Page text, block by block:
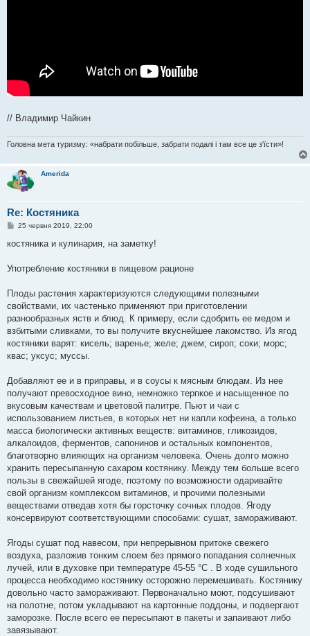
// Владимир Чайкин
Головна мета туризму: «набрати побільше, забрати подалі і там все це з'їсти»!
Amerida
Re: Костяника
П
в
о
е
н
я
25 червня 2019, 22:00
костяника и кулинария, на заметку!
Употребление костяники в пищевом рационе
Плоды растения характеризуются следующими полезными
свойствами, их частенько применяют при приготовлении
разнообразных яств и блюд. К примеру, если сдобрить ее медом и
взбитыми сливками, то вы получите вкуснейшее лакомство. Из ягод
костяники варят: кисель; варенье; желе; джем; сироп; соки; морс;
квас; уксус; муссы.
Добавляют ее и в приправы, и в соусы к мясным блюдам. Из нее
получают превосходное вино, немножко терпкое и насыщенное по
вкусовым качествам и цветовой палитре. Пьют и чаи с
использованием листьев, в которых нет ни капли кофеина, а только
масса биологически активных веществ: витаминов, гликозидов,
алкалоидов, ферментов, сапонинов и остальных компонентов,
благотворно влияющих на организм человека. Очень долго можно
хранить пересыпанную сахаром костянику. Между тем больше всего
пользы в свежайшей ягоде, поэтому по возможности одаривайте
свой организм комплексом витаминов, и прочими полезными
веществами отведав хотя бы горсточку сочных плодов. Ягоду
консервируют соответствующими способами: сушат, замораживают.
Ягоды сушат под навесом, при непрерывном притоке свежего
воздуха, разложив тонким слоем без прямого попадания солнечных
лучей, или в духовке при температуре 45-55 °С . В ходе сушильного
процесса необходимо костянику осторожно перемешивать. Костянику
довольно часто замораживают. Первоначально моют, подсушивают
на полотне, потом укладывают на картонные поддоны, и подвергают
заморозке. После всего ее пересыпают в пакеты и запаивают либо
завязывают.